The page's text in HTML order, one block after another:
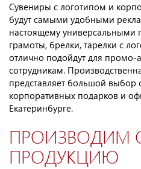
Сувениры с логотипом и
будут самыми удобными
настоящему универсальными
грамоты, брелки, тарелки с
отлично подойдут для промо-
сотрудникам.
представляет большой выбор
корпоративных подарков и
Екатеринбурге.
ПРОИЗВОДИМ
ПРОДУКЦИЮ